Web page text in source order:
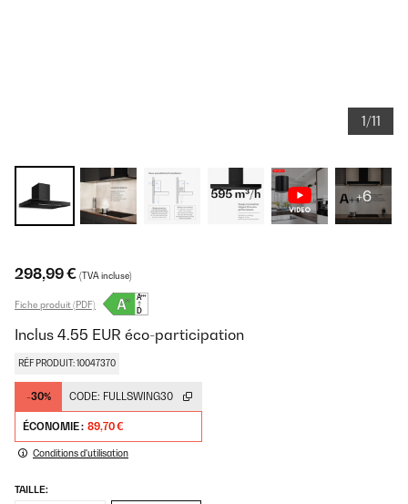
1/11
+6
298,99 € (TVA incluse)
Fiche produit (PDF)
Inclus 4.55 EUR éco-participation
RÉF PRODUIT: 10047370
-30% CODE: FULLSWING30
ÉCONOMIE : 89,70 €
Conditions d'utilisation
TAILLE: